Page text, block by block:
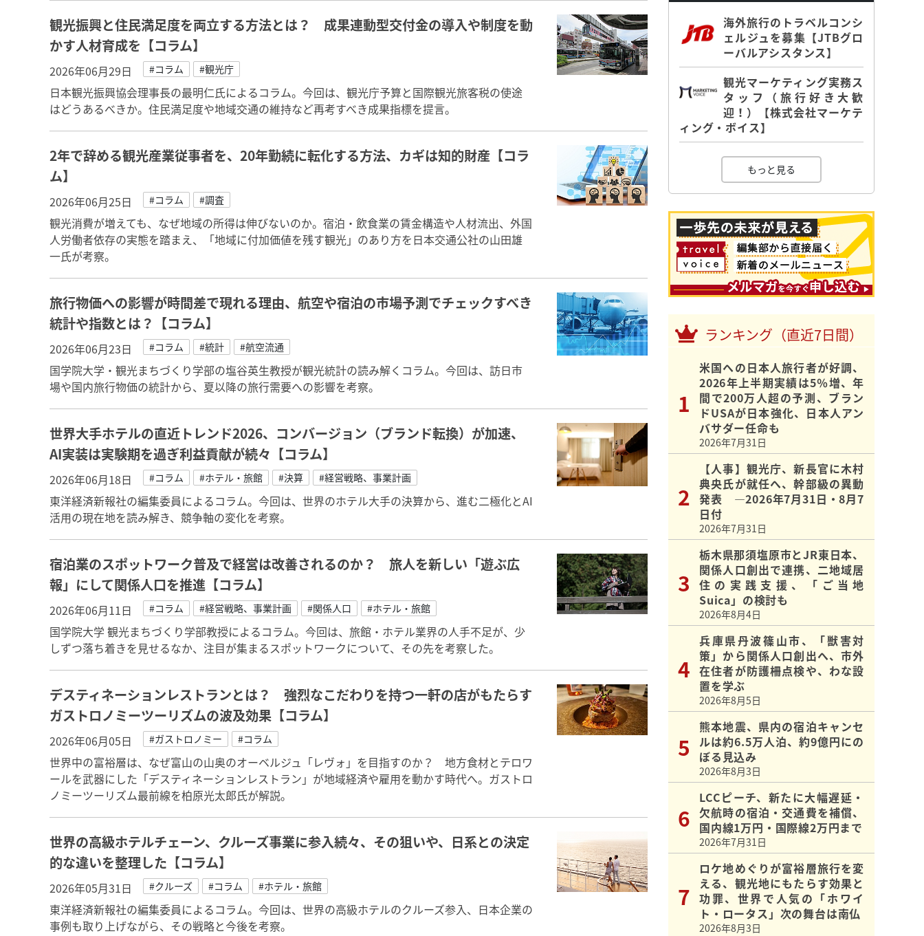
観光振興と住民満足度を両立する方法とは？ 成果連動型交付金の導入や制度を動
かす人材育成を【コラム】
2026年06月29日 #コラム #観光庁
日本観光振興協会理事長の最明仁氏によるコラム。今回は、観光庁予算と国際観光旅客税の使途
はどうあるべきか。住民満足度や地域交通の維持など再考すべき成果指標を提言。
2年で辞める観光産業従事者を、20年勤続に転化する方法、カギは知的財産【コラ
ム】
2026年06月25日 #コラム #調査
観光消費が増えても、なぜ地域の所得は伸びないのか。宿泊・飲食業の賃金構造や人材流出、外国
人労働者依存の実態を踏まえ、「地域に付加価値を残す観光」のあり方を日本交通公社の山田雄
一氏が考察。
旅行物価への影響が時間差で現れる理由、航空や宿泊の市場予測でチェックすべき
統計や指数とは？【コラム】
2026年06月23日 #コラム #統計 #航空流通
国学院大学・観光まちづくり学部の塩谷英生教授が観光統計の読み解くコラム。今回は、訪日市
場や国内旅行物価の統計から、夏以降の旅行需要への影響を考察。
世界大手ホテルの直近トレンド2026、コンバージョン（ブランド転換）が加速、
AI実装は実験期を過ぎ利益貢献が続々【コラム】
2026年06月18日 #コラム #ホテル・旅館 #決算 #経営戦略、事業計画
東洋経済新報社の編集委員によるコラム。今回は、世界のホテル大手の決算から、進む二極化とAI
活用の現在地を読み解き、競争軸の変化を考察。
宿泊業のスポットワーク普及で経営は改善されるのか？ 旅人を新しい「遊ぶ広
報」にして関係人口を推進【コラム】
2026年06月11日 #コラム #経営戦略、事業計画 #関係人口 #ホテル・旅館
国学院大学 観光まちづくり学部教授によるコラム。今回は、旅館・ホテル業界の人手不足が、少
しずつ落ち着きを見せるなか、注目が集まるスポットワークについて、その先を考察した。
デスティネーションレストランとは？ 強烈なこだわりを持つ一軒の店がもたらす
ガストロノミーツーリズムの波及効果【コラム】
2026年06月05日 #ガストロノミー #コラム
世界中の富裕層は、なぜ富山の山奥のオーベルジュ「レヴォ」を目指すのか？ 地方食材とテロワ
ールを武器にした「デスティネーションレストラン」が地域経済や雇用を動かす時代へ。ガストロ
ノミーツーリズム最前線を柏原光太郎氏が解説。
世界の高級ホテルチェーン、クルーズ事業に参入続々、その狙いや、日系との決定
的な違いを整理した【コラム】
2026年05月31日 #クルーズ #コラム #ホテル・旅館
東洋経済新報社の編集委員によるコラム。今回は、世界の高級ホテルのクルーズ参入、日本企業の
事例も取り上げながら、その戦略と今後を考察。
海外旅行のトラベルコンシ
ェルジュを募集【JTBグロ
ーバルアシスタンス】
観光マーケティング実務ス
タッフ（旅行好き大歓
迎！）【株式会社マーケテ
ィング・ボイス】
もっと見る
ランキング（直近7日間）
米国への日本人旅行者が好調、
2026年上半期実績は5％増、年
間で200万人超の予測、ブラン
ドUSAが日本強化、日本人アン
バサダー任命も
2026年7月31日
【人事】観光庁、新長官に木村
典央氏が就任へ、幹部級の異動
発表 ―2026年7月31日・8月7
日付
2026年7月31日
栃木県那須塩原市とJR東日本、
関係人口創出で連携、二地域居
住の実践支援、「ご当地
Suica」の検討も
2026年8月4日
兵庫県丹波篠山市、「獣害対
策」から関係人口創出へ、市外
在住者が防護柵点検や、わな設
置を学ぶ
2026年8月5日
熊本地震、県内の宿泊キャンセ
ルは約6.5万人泊、約9億円にの
ぼる見込み
2026年8月3日
LCCピーチ、新たに大幅遅延・
欠航時の宿泊・交通費を補償、
国内線1万円・国際線2万円まで
2026年7月31日
ロケ地めぐりが富裕層旅行を変
える、観光地にもたらす効果と
功罪、世界で人気の「ホワイ
ト・ロータス」次の舞台は南仏
2026年8月3日